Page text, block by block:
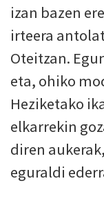
izan bazen
irteera
Oteitzan.
eta, ohiko
Heziketako
elkarrekin
diren
eguraldi